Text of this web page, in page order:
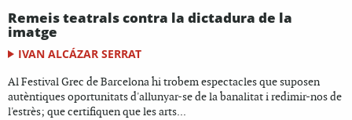
Remeis teatrals contra la dictadura de la
imatge
IVAN ALCÁZAR SERRAT
Al Festival Grec de Barcelona hi trobem espectacles que suposen
autèntiques oportunitats d'allunyar-se de la banalitat i redimir-nos de
l'estrès; que certifiquen que les arts...